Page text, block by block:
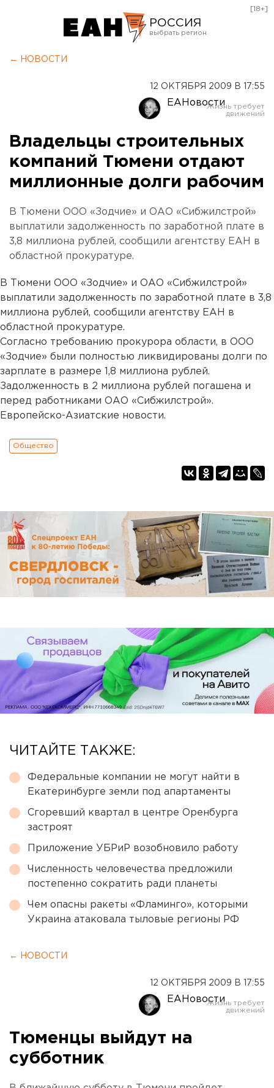
РОССИЯ
Оренбург
[18+]
← НОВОСТИ
12 ОКТЯБРЯ 2009 В 17:55
ЕАНовости
Владельцы строительных
компаний Тюмени отдают
миллионные долги рабочим
В Тюмени ООО «Зодчие» и ОАО «Сибжилстрой»
выплатили задолженность по заработной плате в
3,8 миллиона рублей, сообщили агентству ЕАН в
областной прокуратуре.
В Тюмени ООО «Зодчие» и ОАО «Сибжилстрой»
выплатили задолженность по заработной плате в 3,8
миллиона рублей, сообщили агентству ЕАН в
областной прокуратуре.
Согласно требованию прокурора области, в ООО
«Зодчие» были полностью ликвидированы долги по
зарплате в размере 1,8 миллиона рублей.
Задолженность в 2 миллиона рублей погашена и
перед работниками ОАО «Сибжилстрой».
Европейско-Азиатские новости.
Общество
ЧИТАЙТЕ ТАКЖЕ:
Федеральные компании не могут найти в
Екатеринбурге земли под апартаменты
Сгоревший квартал в центре Оренбурга
застроят
Приложение УБРиР возобновило работу
Численность человечества предложили
постепенно сократить ради планеты
Чем опасны ракеты «Фламинго», которыми
Украина атаковала тыловые регионы РФ
← НОВОСТИ
12 ОКТЯБРЯ 2009 В 17:55
ЕАНовости
Тюменцы выйдут на
субботник